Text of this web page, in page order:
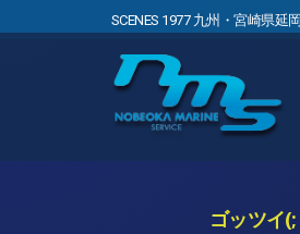
SCENES 1977 九州・宮崎県延
ゴッツイ